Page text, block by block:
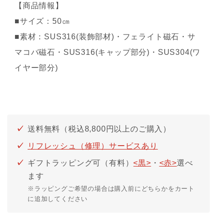
【商品情報】
■サイズ：50㎝
■素材：SUS316(装飾部材)・フェライト磁石・サ
マコバ磁石・SUS316(キャップ部分)・SUS304(ワ
イヤー部分)
送料無料（税込8,800円以上のご購入）
リフレッシュ（修理）サービスあり
ギフトラッピング可（有料）<黒> ・ <赤>選べ
ます
※ラッピングご希望の場合は購入前にどちらかをカート
に追加してください